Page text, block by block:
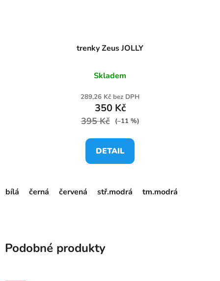
trenky Zeus JOLLY
Skladem
289,26 Kč bez DPH
350 Kč
395 Kč (–11 %)
DETAIL
bílá černá červená stř.modrá tm.modrá
Podobné produkty